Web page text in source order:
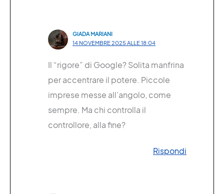
GIADA MARIANI
14 NOVEMBRE 2025 ALLE 18:04
Il “rigore” di Google? Solita manfrina
per accentrare il potere. Piccole
imprese messe all’angolo, come
sempre. Ma chi controlla il
controllore, alla fine?
Rispondi